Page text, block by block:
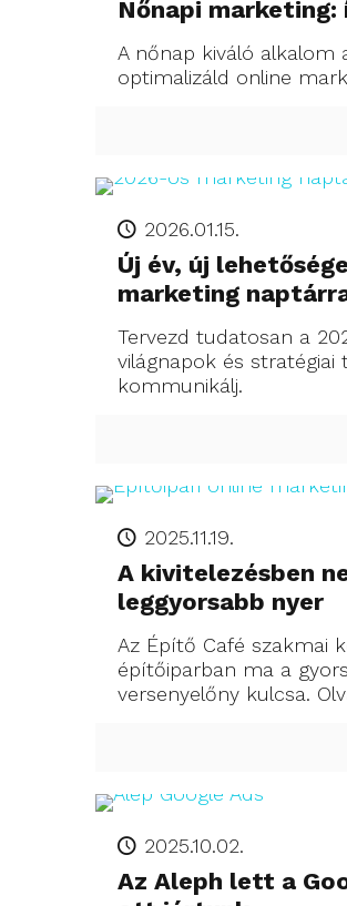
Nőnapi
A nőnap kiváló alkalom
optimalizáld online
2026.01.15.
Új év, új
marketing
Tervezd tudatosan a
világnapok és stratégiai
kommunikálj.
2025.11.19.
A kivitelezésben
leggyorsabb nyer
Az Építő Café szakmai
építőiparban ma a
versenyelőny kulcsa.
2025.10.02.
Az Aleph lett a